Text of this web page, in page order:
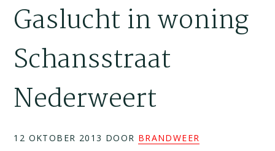
Gaslucht in woning
Schansstraat
Nederweert
12 OKTOBER 2013 DOOR BRANDWEER